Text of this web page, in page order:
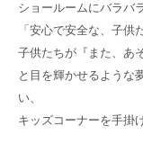
ショールームにバラバ
「安心で安全な、子供
子供たちが『また、あ
と目を輝かせるような
い、
キッズコーナーを手掛